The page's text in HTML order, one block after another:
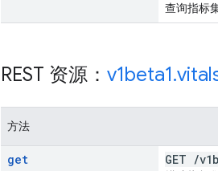
查询指标
REST 资源： v1beta1.
方法
get GET /